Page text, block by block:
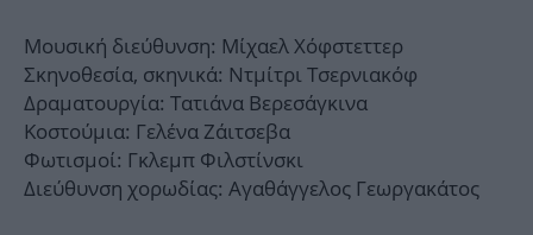
Μουσική διεύθυνση: Μίχαελ Χόφστεττερ
Σκηνοθεσία, σκηνικά: Ντμίτρι Τσερνιακόφ
Δραματουργία: Τατιάνα Βερεσάγκινα
Κοστούμια: Γελένα Ζάιτσεβα
Φωτισμοί: Γκλεμπ Φιλστίνσκι
Διεύθυνση χορωδίας: Αγαθάγγελος Γεωργακάτος